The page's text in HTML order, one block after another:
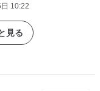
10:22
見る